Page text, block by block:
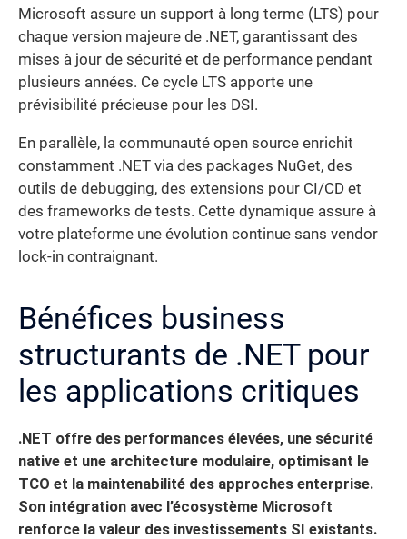
Microsoft assure un support à long terme (LTS) pour
chaque version majeure de .NET, garantissant des
mises à jour de sécurité et de performance pendant
plusieurs années. Ce cycle LTS apporte une
prévisibilité précieuse pour les DSI.
En parallèle, la communauté open source enrichit
constamment .NET via des packages NuGet, des
outils de debugging, des extensions pour CI/CD et
des frameworks de tests. Cette dynamique assure à
votre plateforme une évolution continue sans vendor
lock-in contraignant.
Bénéfices business
structurants de .NET pour
les applications critiques
.NET offre des performances élevées, une sécurité
native et une architecture modulaire, optimisant le
TCO et la maintenabilité des approches enterprise.
Son intégration avec l’écosystème Microsoft
renforce la valeur des investissements SI existants.